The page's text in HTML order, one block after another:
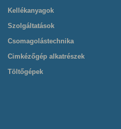
Kellékanyagok
Szolgáltatások
Csomagolástechnika
Cimkézőgép alkatrészek
Töltőgépek